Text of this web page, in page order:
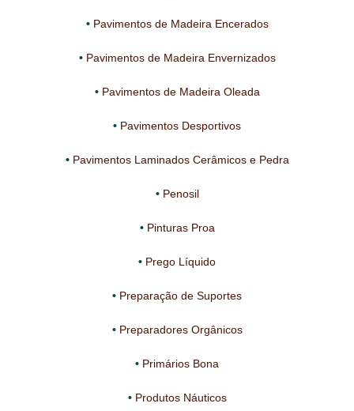
Pavimentos de Madeira Encerados
Pavimentos de Madeira Envernizados
Pavimentos de Madeira Oleada
Pavimentos Desportivos
Pavimentos Laminados Cerâmicos e Pedra
Penosil
Pinturas Proa
Prego Líquido
Preparação de Suportes
Preparadores Orgânicos
Primários Bona
Produtos Náuticos